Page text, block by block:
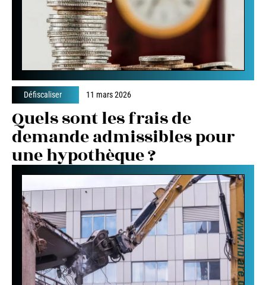
Défiscaliser 11 mars 2026
Quels sont les frais de
demande admissibles pour
une hypothèque ?